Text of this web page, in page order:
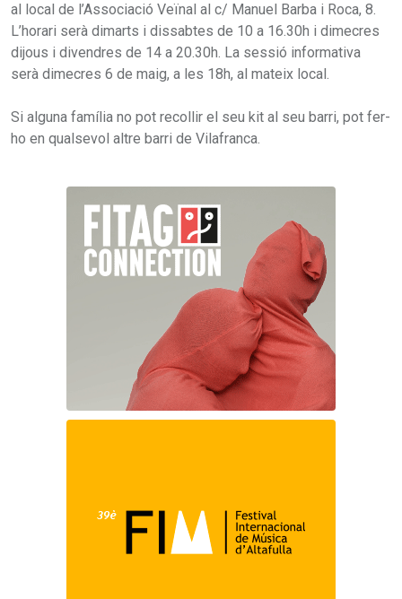
al local de l’Associació Veïnal al c/ Manuel Barba i Roca, 8.
L’horari serà dimarts i dissabtes de 10 a 16.30h i dimecres
dijous i divendres de 14 a 20.30h. La sessió informativa
serà dimecres 6 de maig, a les 18h, al mateix local.
Si alguna família no pot recollir el seu kit al seu barri, pot fer-
ho en qualsevol altre barri de Vilafranca.